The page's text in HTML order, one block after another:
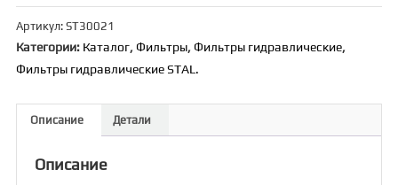
Фильтр
гидравлический
STAL
[ST30021]
Артикул: ST30021
Категории: Каталог, Фильтры, Фильтры гидравлические,
Фильтры гидравлические STAL.
Описание Детали
Описание